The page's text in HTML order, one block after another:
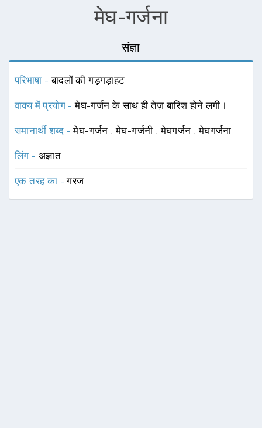
मेघ-गर्जना
संज्ञा
परिभाषा -बादलों की गड़गड़ाहट
वाक्य में प्रयोग -मेघ-गर्जन के साथ ही तेज़ बारिश होने लगी।
समानार्थी शब्द -मेघ-गर्जन ,मेघ-गर्जनी ,मेघगर्जन ,मेघगर्जना
लिंग - अज्ञात
एक तरह का -गरज